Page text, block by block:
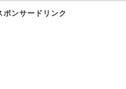
ポンサードリンク